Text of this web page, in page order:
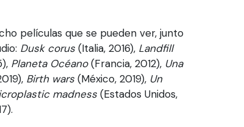
películas que se pueden ver, junto
Dusk corus (Italia, 2016), Landfill
Planeta Océano(Francia, 2012), Una
Birth wars (México, 2019), Un
madness (Estados Unidos,